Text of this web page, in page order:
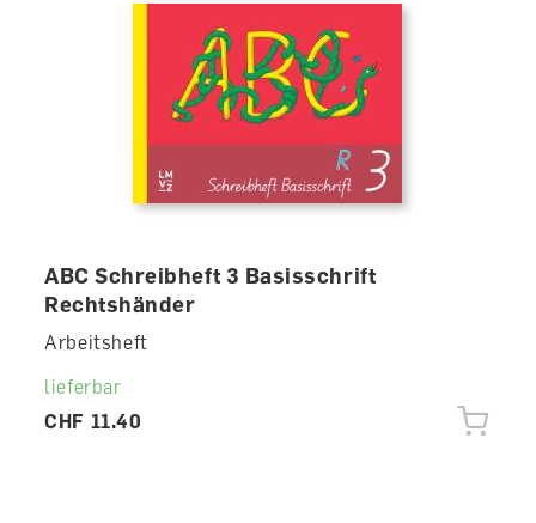
ABC Schreibheft 3 Basisschrift
Rechtshänder
Arbeitsheft
lieferbar
CHF 11.40